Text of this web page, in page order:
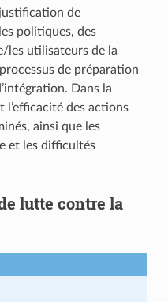
de
politiques, des
les utilisateurs de la
de préparation
Dans la
l’efficacité des actions
ainsi que les
et les difficultés
lutte contre la